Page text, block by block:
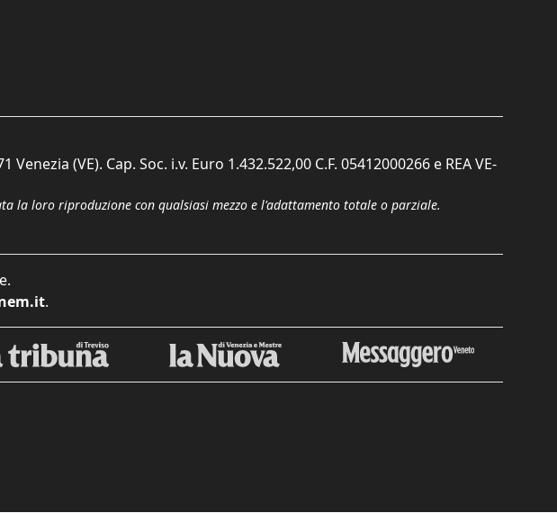
(VE). Cap. Soc. i.v. Euro 1.432.522,00 C.F. 05412000266 e REA VE-
la loro riproduzione con qualsiasi mezzo e l'adattamento totale o parziale.
.